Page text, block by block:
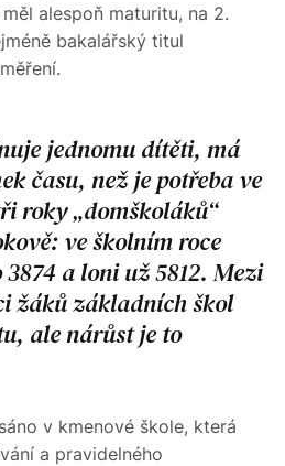
alespoň maturitu, na 2.
bakalářský titul
jednomu dítěti, má
času, než je potřeba ve
roky „domškoláků“
ve školním roce
a loni už 5812. Mezi
žáků základních škol
ale nárůst je to
v kmenové škole, která
a pravidelného